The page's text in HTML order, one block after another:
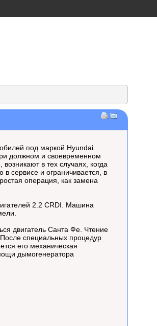
под маркой Hyundai.
должном и своевременном
в тех случаях, когда
сервисе и ограничивается, в
операция, как замена
2.2 CRDI. Машина
двигатель Санта Фе. Чтение
специальных процедур
его механическая
дымогенератора